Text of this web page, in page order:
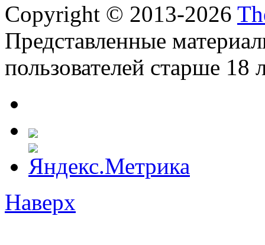
Copyright © 2013-2026
Представленные
пользователей старше 18
Наверх